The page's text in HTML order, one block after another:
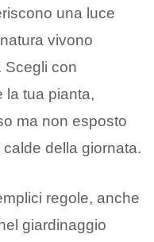
una luce
vivono
Scegli con
la tua pianta,
ma non esposto
della giornata.
regole, anche
giardinaggio